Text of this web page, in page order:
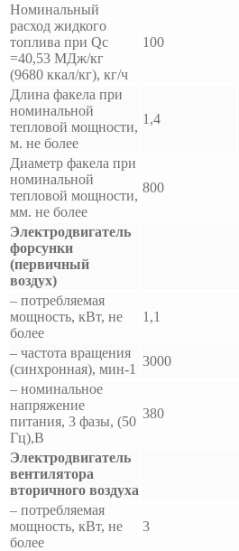
Номинальный
расход жидкого
топлива при Qс
=40,53 МДж/кг
(9680 ккал/кг), кг/ч
100
Длина факела при
номинальной
тепловой мощности,
м. не более
1,4
Диаметр факела при
номинальной
тепловой мощности,
мм. не более
800
Электродвигатель
форсунки
(первичный
воздух)
– потребляемая
мощность, кВт, не
более
1,1
– частота вращения
(синхронная), мин-1
3000
– номинальное
напряжение
питания, 3 фазы, (50
Гц),В
380
Электродвигатель
вентилятора
вторичного воздуха
– потребляемая
мощность, кВт, не
более
3